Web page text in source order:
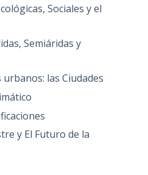
Sociales y el
Semiáridas y
las Ciudades
y El Futuro de la